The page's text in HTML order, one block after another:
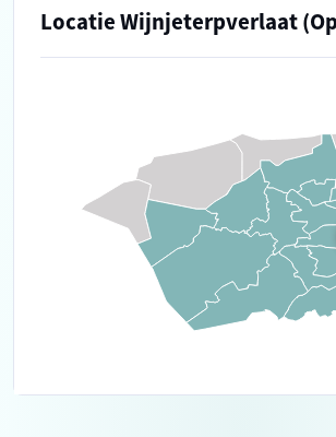
Locatie Wijnjeterpverlaat